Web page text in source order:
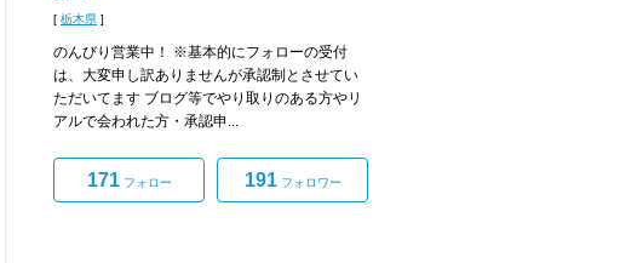
[ 栃木県 ]
のんびり営業中！ ※基本的にフォローの受付
は、大変申し訳ありませんが承認制とさせてい
ただいてます ブログ等でやり取りのある方やリ
アルで会われた方・承認申...
171フォロー 191フォロワー